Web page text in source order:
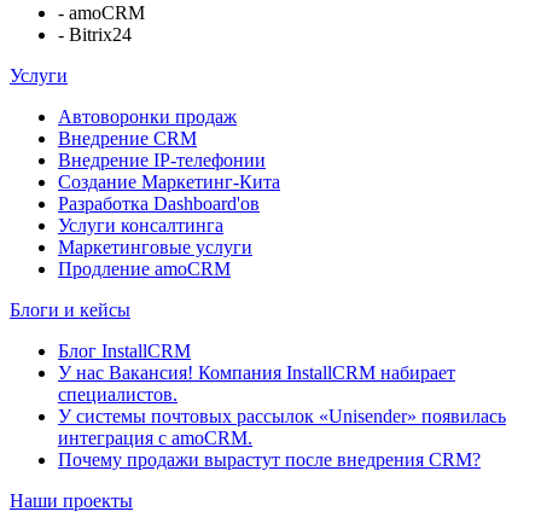
- amoCRM
- Bitrix24
Услуги
Автоворонки продаж
Внедрение CRM
Внедрение IP-телефонии
Создание Маркетинг-Кита
Разработка Dashboard'ов
Услуги консалтинга
Маркетинговые услуги
Продление amoCRM
Блоги и кейсы
Блог InstallCRM
У нас Вакансия! Компания InstallCRM набирает
специалистов.
У системы почтовых рассылок «Unisender» появилась
интеграция с amoCRM.
Почему продажи вырастут после внедрения CRM?
Наши проекты